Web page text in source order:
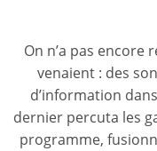
On n’a pas encore
venaient : des
d’information
dernier percuta les
programme,